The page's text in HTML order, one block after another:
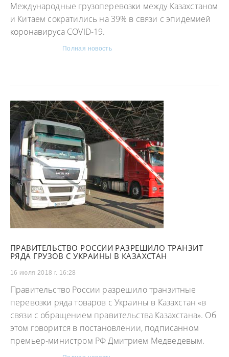
Международные грузоперевозки между Казахстаном
и Китаем сократились на 39% в связи с эпидемией
коронавируса COVID-19.
Полная новость
ПРАВИТЕЛЬСТВО РОССИИ РАЗРЕШИЛО ТРАНЗИТ
РЯДА ГРУЗОВ С УКРАИНЫ В КАЗАХСТАН
16 июля 2018 г. 16:28
Правительство России разрешило транзитные
перевозки ряда товаров с Украины в Казахстан «в
связи с обращением правительства Казахстана». Об
этом говорится в постановлении, подписанном
премьер-министром РФ Дмитрием Медведевым.